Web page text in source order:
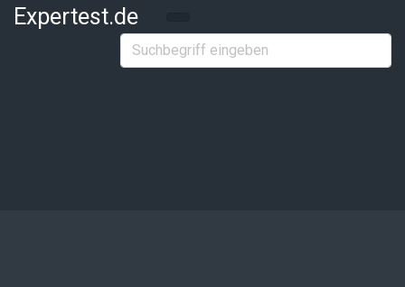
Zum Hauptinhalt springen
Expertest.de